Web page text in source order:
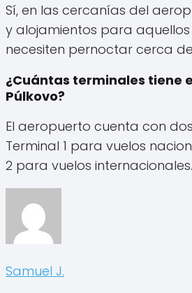
Sí, en las cercanías del
y alojamientos para
necesiten pernoctar cerca
¿Cuántas terminales tiene
Púlkovo?
El aeropuerto cuenta con
Terminal 1 para vuelos
2 para vuelos internacionales.
Samuel J.